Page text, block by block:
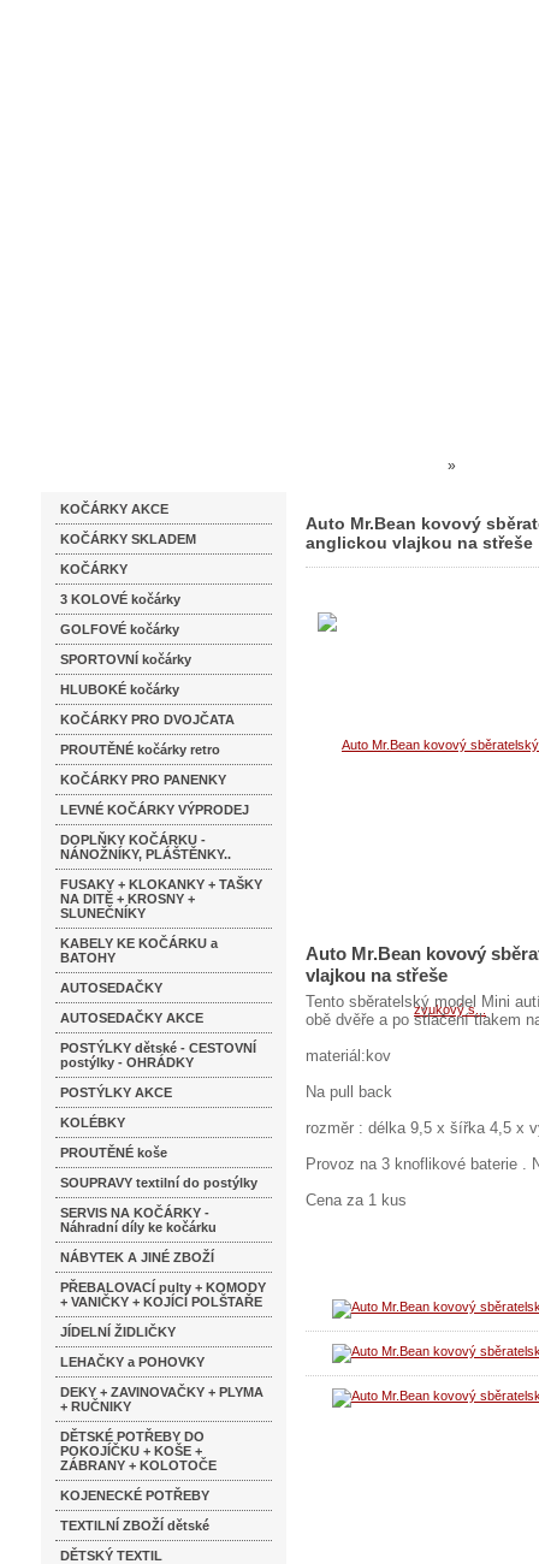
KOČÁRKY AKCE
KOČÁRKY SKLADEM
KOČÁRKY
3 KOLOVÉ kočárky
GOLFOVÉ kočárky
SPORTOVNÍ kočárky
HLUBOKÉ kočárky
KOČÁRKY PRO DVOJČATA
PROUTĚNÉ kočárky retro
KOČÁRKY PRO PANENKY
LEVNÉ KOČÁRKY VÝPRODEJ
DOPLŇKY KOČÁRKU -
NÁNOŽNÍKY, PLÁŠTĚNKY..
FUSAKY + KLOKANKY + TAŠKY
NA DITĚ + KROSNY +
SLUNEČNÍKY
KABELY KE KOČÁRKU a
BATOHY
AUTOSEDAČKY
AUTOSEDAČKY AKCE
POSTÝLKY dětské - CESTOVNÍ
postýlky - OHRÁDKY
POSTÝLKY AKCE
KOLÉBKY
PROUTĚNÉ koše
SOUPRAVY textilní do postýlky
SERVIS NA KOČÁRKY -
Náhradní díly ke kočárku
NÁBYTEK A JINÉ ZBOŽÍ
PŘEBALOVACÍ pulty + KOMODY
+ VANIČKY + KOJÍCÍ POLŠTAŘE
JÍDELNÍ ŽIDLIČKY
LEHAČKY a POHOVKY
DEKY + ZAVINOVAČKY + PLYMA
+ RUČNIKY
DĚTSKÉ POTŘEBY DO
POKOJÍČKU + KOŠE +
ZÁBRANY + KOLOTOČE
KOJENECKÉ POTŘEBY
TEXTILNÍ ZBOŽÍ dětské
DĚTSKÝ TEXTIL
»
sběratelský model zvukový
Auto Mr.Bean kovový
anglickou vlajkou na střeše
Auto Mr.Bean kovový
vlajkou na střeše
Tento sběratelský model Mini
obě dvěře a po stlačení tlakem
materiál:kov
Na pull back
rozměr : délka 9,5 x šířka 4,5 x
Provoz na 3 knoflikové baterie .
Cena za 1 kus